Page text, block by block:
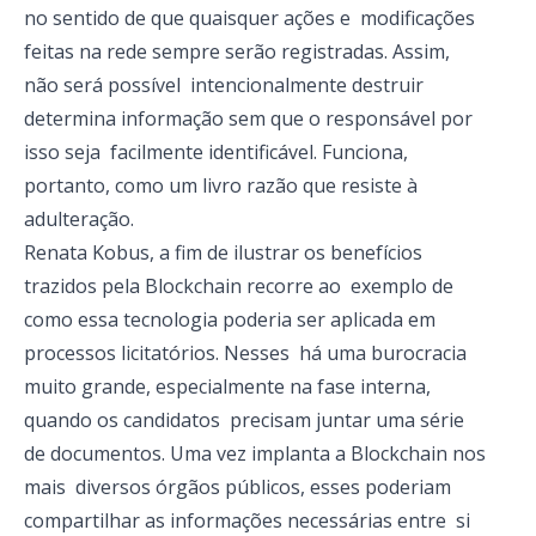
no sentido de que quaisquer ações e modificações
feitas na rede sempre serão registradas. Assim,
não será possível intencionalmente destruir
determina informação sem que o responsável por
isso seja facilmente identificável. Funciona,
portanto, como um livro razão que resiste à
adulteração.
Renata Kobus, a fim de ilustrar os benefícios
trazidos pela Blockchain recorre ao exemplo de
como essa tecnologia poderia ser aplicada em
processos licitatórios. Nesses há uma burocracia
muito grande, especialmente na fase interna,
quando os candidatos precisam juntar uma série
de documentos. Uma vez implanta a Blockchain nos
mais diversos órgãos públicos, esses poderiam
compartilhar as informações necessárias entre si